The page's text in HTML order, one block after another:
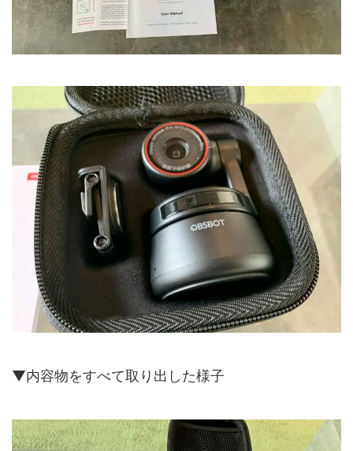
▼内容物をすべて取り出した様子